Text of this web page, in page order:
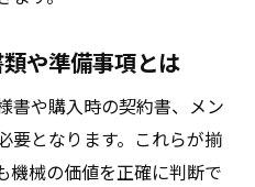
や準備事項とは
書や購入時の契約書、メン
要となります。これらが揃
機械の価値を正確に判断で